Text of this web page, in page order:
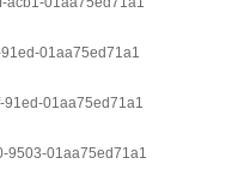
01aa75ed71a1
91ed-01aa75ed71a1
9503-01aa75ed71a1